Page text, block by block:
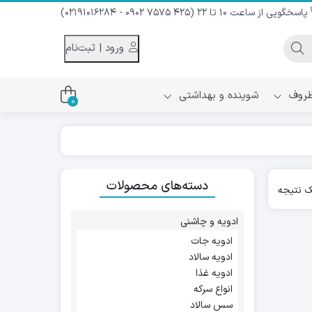
پاسخگویی از ساعت 10 تا 22 (425 7575 0902 - 02191016284)
سرد
شوینده و بهداشتی 0
نتیجه دسته‌های محصولات
ادویه و چاشنی
ادویه جات
ادویه سالاد
ادویه غذا
انواع سرکه
سس سالاد